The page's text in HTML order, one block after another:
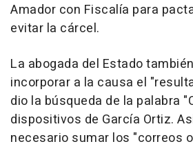
Amador con Fiscalía para
evitar la cárcel.
La abogada del Estado
incorporar a la causa el
dio la búsqueda de la palabra
dispositivos de García Ortiz.
necesario sumar los "correos